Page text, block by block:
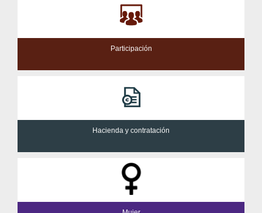
Participación
Hacienda y contratación